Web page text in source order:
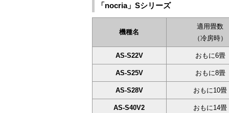
「nocria」Sシリーズ
機種名
適用畳数
（冷房時）
AS-S22V おもに6畳
AS-S25V おもに8畳
AS-S28V おもに10畳
AS-S40V2 おもに14畳